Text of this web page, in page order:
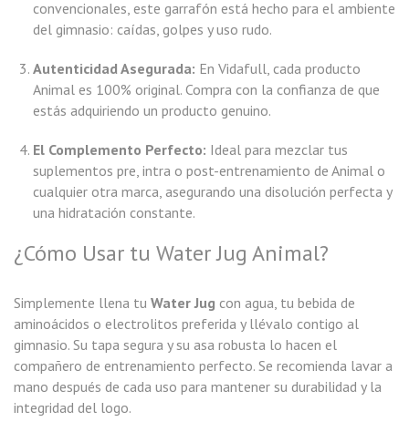
convencionales, este garrafón está hecho para el ambiente
del gimnasio: caídas, golpes y uso rudo.
Autenticidad Asegurada: En Vidafull, cada producto
Animal es 100% original. Compra con la confianza de que
estás adquiriendo un producto genuino.
El Complemento Perfecto: Ideal para mezclar tus
suplementos pre, intra o post-entrenamiento de Animal o
cualquier otra marca, asegurando una disolución perfecta y
una hidratación constante.
¿Cómo Usar tu Water Jug Animal?
Simplemente llena tu Water Jug con agua, tu bebida de
aminoácidos o electrolitos preferida y llévalo contigo al
gimnasio. Su tapa segura y su asa robusta lo hacen el
compañero de entrenamiento perfecto. Se recomienda lavar a
mano después de cada uso para mantener su durabilidad y la
integridad del logo.